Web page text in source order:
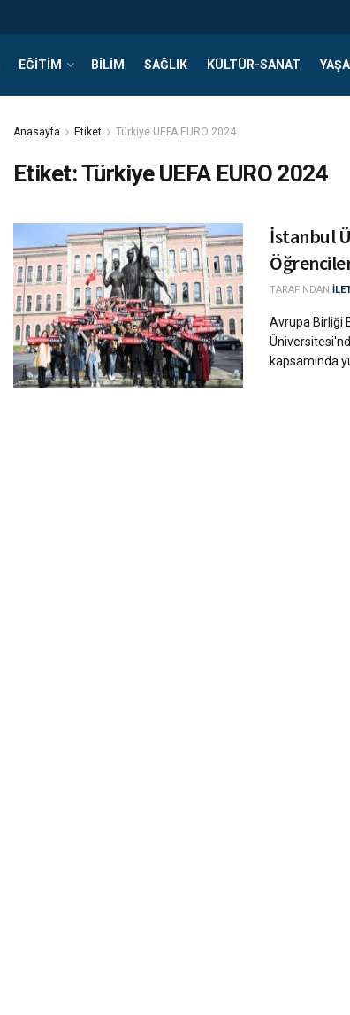
EĞITIM BILIM SAĞLIK KÜLTÜR-SANAT
Anasayfa Etiket Türkiye UEFA EURO 2024
Etiket:Türkiye UEFA EURO 2024
İstanbul
TARAFINDAN
Avrupa Birliği
kapsamında